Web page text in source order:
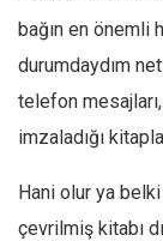
bağın en önemli
durumdaydım
telefon
imzaladığı
Hani olur ya belki
çevrilmiş kitabı